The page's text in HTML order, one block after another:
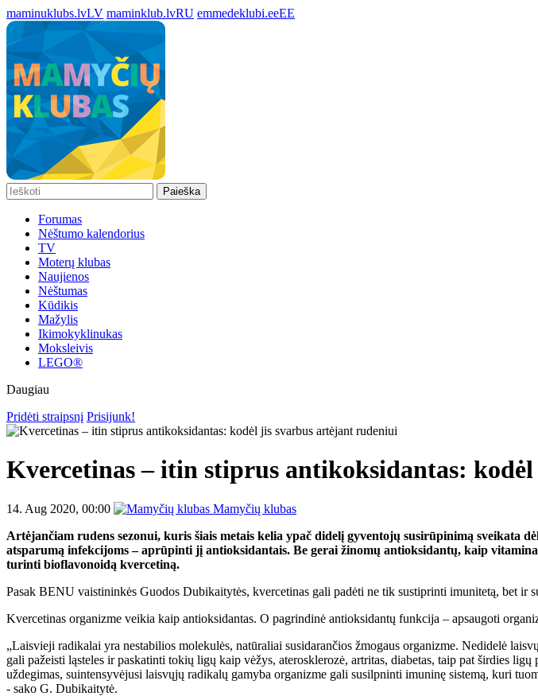
maminuklubs.lvLV maminklub.lvRU emmedeklubi.eeEE
Paieška
Forumas
Nėštumo kalendorius
TV
Moterų klubas
Naujienos
Nėštumas
Kūdikis
Mažylis
Ikimokyklinukas
Moksleivis
LEGO®
Daugiau
Pridėti straipsnį Prisijunk!
Kvercetinas – itin stiprus antikoksidantas:
14. Aug 2020, 00:00
Mamyčių klubas
Artėjančiam rudens sezonui, kuris šiais metais kelia ypač didelį gyventojų susirūpinimą
atsparumą infekcijoms – aprūpinti jį antioksidantais. Be gerai žinomų antioksidantų, kaip
turinti bioflavonoidą kvercetiną.
Pasak BENU vaistininkės Guodos Dubikaitytės, kvercetinas gali padėti ne tik sustiprinti imunitetą, bet
Kvercetinas organizme veikia kaip antioksidantas. O pagrindinė antioksidantų funkcija – apsaugoti
„Laisvieji radikalai yra nestabilios molekulės, natūraliai susidarančios žmogaus organizme. Nedidelė
gali pažeisti ląsteles ir paskatinti tokių ligų kaip vėžys, aterosklerozė, artritas, diabetas, taip pat širdies
uždegimas, suintensyvėjusi laisvųjų radikalų gamyba organizme gali susilpninti imuninę sistemą, kuri
- sako G. Dubikaitytė.